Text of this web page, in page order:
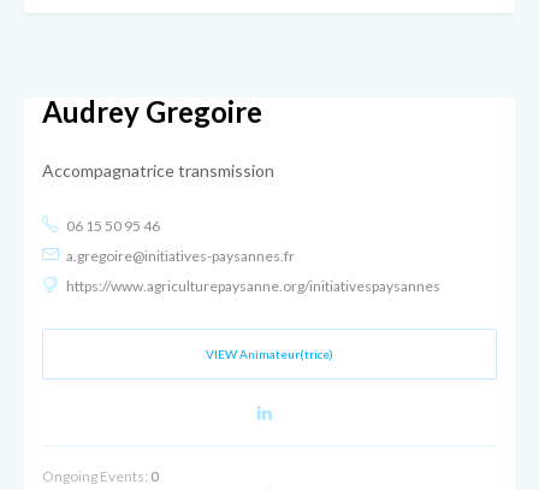
Audrey Gregoire
Accompagnatrice transmission
06 15 50 95 46
a.gregoire@initiatives-paysannes.fr
https://www.agriculturepaysanne.org/initiativespaysannes
VIEW Animateur(trice)
Ongoing Events: 0